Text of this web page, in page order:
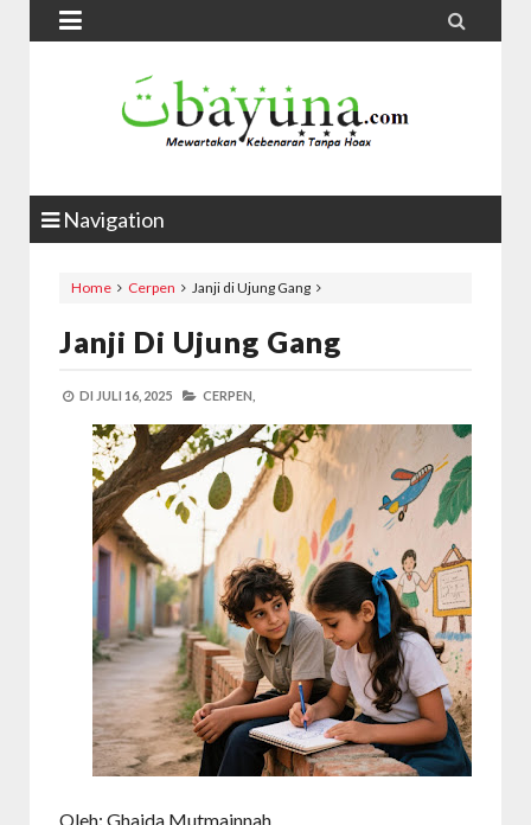
 
Navigation
Home Cerpen Janji di Ujung Gang
Janji Di Ujung Gang
DI JULI 16, 2025 CERPEN,
Oleh: Ghaida Mutmainnah